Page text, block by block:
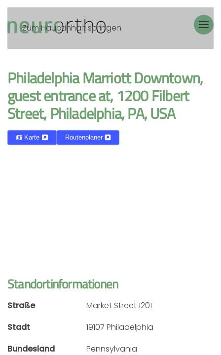
Zum Hauptinhalt springen
Philadelphia Marriott Downtown,
guest entrance at, 1200 Filbert
Street, Philadelphia, PA, USA
Karte Routenplaner
Standortinformationen
Straße
Market Street 1201
Stadt
19107 Philadelphia
Bundesland
Pennsylvania